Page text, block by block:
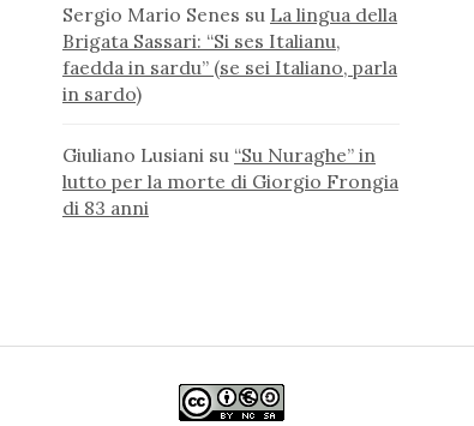
Sergio Mario Senes su La lingua della
Brigata Sassari: “Si ses Italianu,
faedda in sardu” (se sei Italiano, parla
in sardo)
Giuliano Lusiani su “Su Nuraghe” in
lutto per la morte di Giorgio Frongia
di 83 anni